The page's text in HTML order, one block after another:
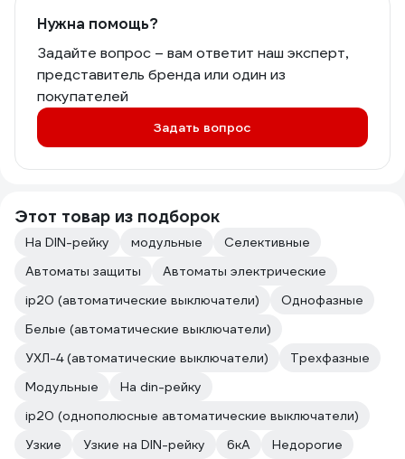
Нужна помощь?
Задайте вопрос – вам ответит наш эксперт,
представитель бренда или один из
покупателей
Задать вопрос
Этот товар из подборок
На DIN-рейку модульные
Селективные
Автоматы защиты
Автоматы электрические
ip20 (автоматические выключатели)
Однофазные
Белые (автоматические выключатели)
УХЛ-4 (автоматические выключатели)
Трехфазные
Модульные
На din-рейку
ip20 (однополюсные автоматические выключатели)
Узкие
Узкие на DIN-рейку 6кА
Недорогие